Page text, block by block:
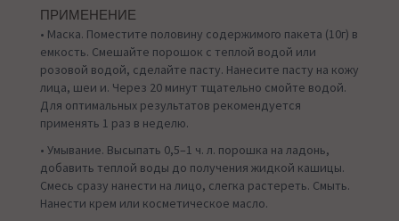
ПРИМЕНЕНИЕ
• Маска. Поместите половину содержимого пакета (10г) в
емкость. Смешайте порошок с теплой водой или
розовой водой, сделайте пасту. Нанесите пасту на кожу
лица, шеи и. Через 20 минут тщательно смойте водой.
Для оптимальных результатов рекомендуется
применять 1 раз в неделю.
• Умывание. Высыпать 0,5–1 ч. л. порошка на ладонь,
добавить теплой воды до получения жидкой кашицы.
Смесь сразу нанести на лицо, слегка растереть. Смыть.
Нанести крем или косметическое масло.